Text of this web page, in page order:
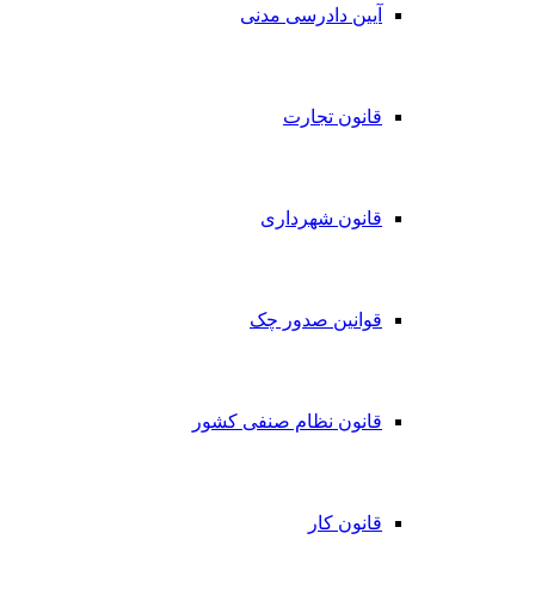
آیین دادرسی مدنی
قانون تجارت
قانون شهرداری
قوانین صدور چک
قانون نظام صنفی کشور
قانون کار